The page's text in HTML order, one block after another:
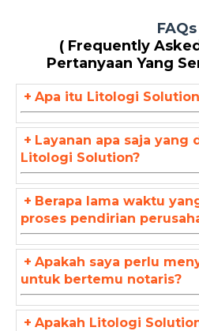
FAQs
( Frequently
Pertanyaan Yang
+ Apa itu Litologi
+ Layanan apa saja yang
Litologi Solution?
+ Berapa lama waktu
proses pendirian
+ Apakah saya perlu
untuk bertemu notaris?
+ Apakah Litologi